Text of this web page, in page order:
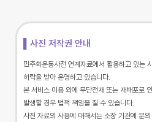
▌사진 저작권 안내
민주화운동사전 연계자료에서 활용하고 있는
허락을 받아 운영하고 있습니다.
본 서비스 이용 외에 무단전재 또는 재배포로
발생할 경우 법적 책임을 질 수 있습니다.
사진 자료의 사용에 대해서는 소장 기관에 문